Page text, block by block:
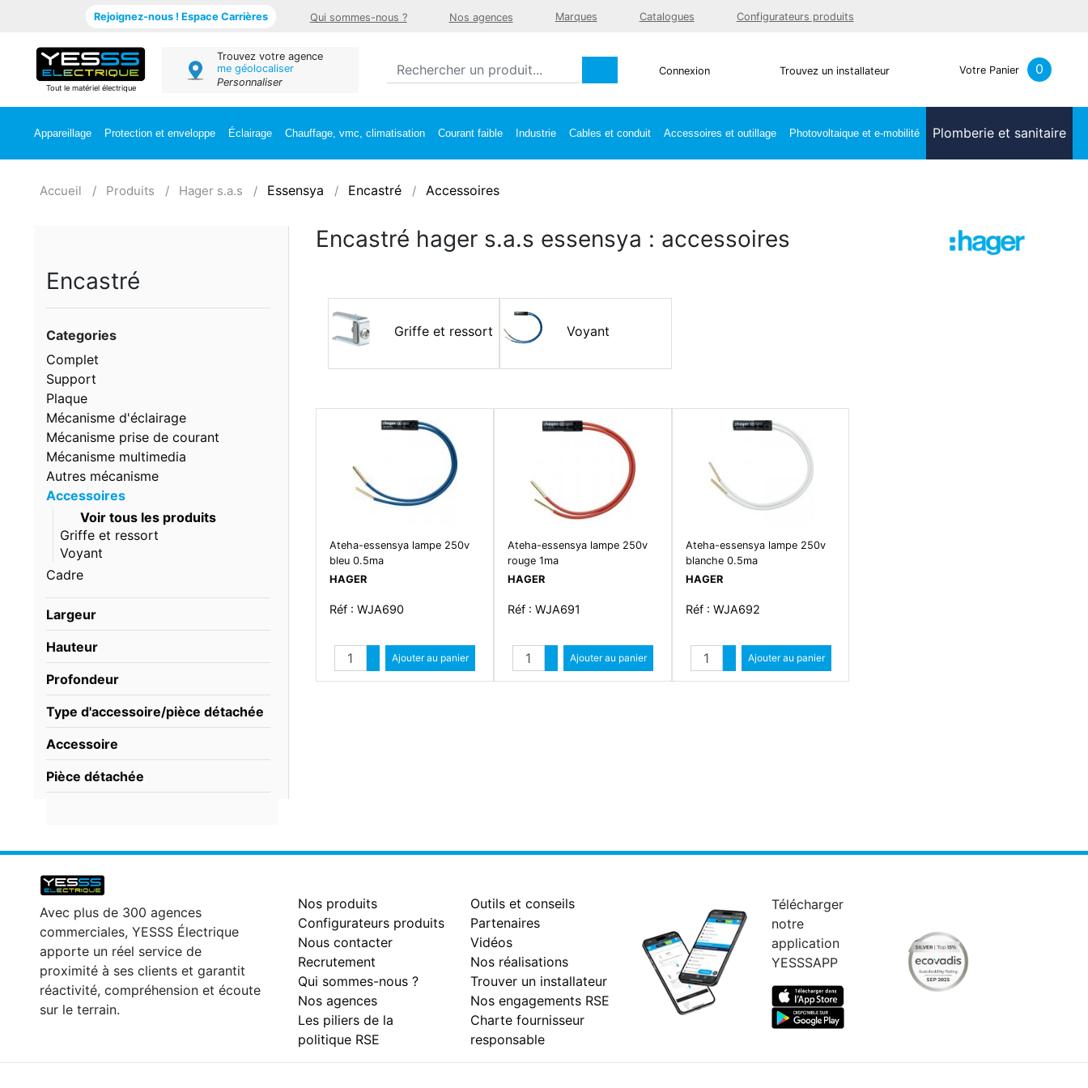
Rejoignez-nous ! Espace Carrières Qui sommes-nous ? Nos agences Marques Catalogues Configurateurs produits
Tout le matériel électrique
Trouvez votre agence
me géolocaliser
Personnaliser
Connexion Trouvez un installateur Votre Panier 0
Appareillage Protection et enveloppe Éclairage Chauffage, vmc, climatisation Courant faible Industrie Cables et conduit Accessoires et outillage Photovoltaique et e-mobilité Plomberie et sanitaire
Accueil Produits Hager s.a.s Essensya Encastré Accessoires
Encastré
Categories
Complet
Support
Plaque
Mécanisme d'éclairage
Mécanisme prise de courant
Mécanisme multimedia
Autres mécanisme
Accessoires
Voir tous les produits
Griffe et ressort
Voyant
Cadre
Largeur
Hauteur
Profondeur
Type d'accessoire/pièce détachée
Accessoire
Pièce détachée
Encastré hager s.a.s essensya : accessoires
Griffe et ressort Voyant
Ateha-essensya lampe 250v
bleu 0.5ma
HAGER
Réf : WJA690
Quantité
Augmenter quantité
Diminuer quantité
Ajouter au panier
Ateha-essensya lampe 250v
rouge 1ma
HAGER
Réf : WJA691
Quantité
Augmenter quantité
Diminuer quantité
Ajouter au panier
Ateha-essensya lampe 250v
blanche 0.5ma
HAGER
Réf : WJA692
Quantité
Augmenter quantité
Diminuer quantité
Ajouter au panier
Avec plus de 300 agences
commerciales, YESSS Électrique
apporte un réel service de
proximité à ses clients et garantit
réactivité, compréhension et écoute
sur le terrain.
Nos produits
Configurateurs produits
Nous contacter
Recrutement
Qui sommes-nous ?
Nos agences
Les piliers de la
politique RSE
Outils et conseils
Partenaires
Vidéos
Nos réalisations
Trouver un installateur
Nos engagements RSE
Charte fournisseur
responsable
Télécharger
notre
application
YESSSAPP